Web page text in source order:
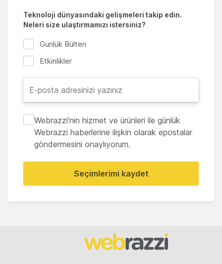
Teknoloji dünyasındaki gelişmeleri takip edin.
Neleri size ulaştırmamızı istersiniz?
Günlük Bülten
Etkinlikler
Webrazzi'nin hizmet ve ürünleri ile günlük
Webrazzi haberlerine ilişkin olarak epostalar
göndermesini onaylıyorum.
Seçimlerimi kaydet